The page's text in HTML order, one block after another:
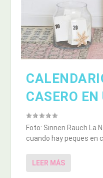
CASERO
Foto: Sinnen Rauch La
cuando hay peques en
LEER MÁS